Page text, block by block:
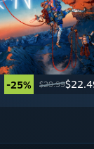
-25% $29.99